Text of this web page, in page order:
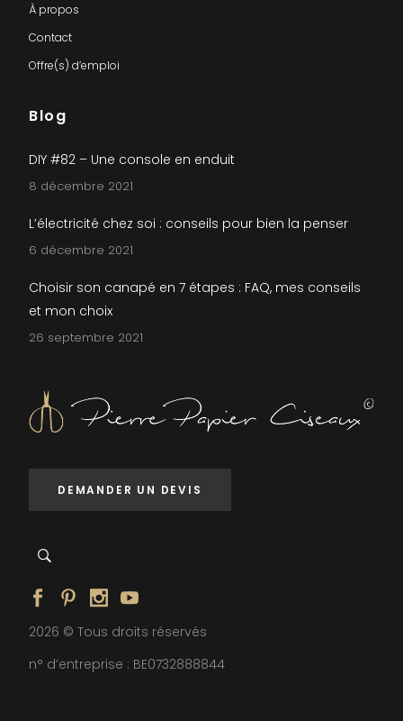
À propos
Contact
Offre(s) d’emploi
Blog
DIY #82 – Une console en enduit
8 décembre 2021
L’électricité chez soi : conseils pour bien la penser
6 décembre 2021
Choisir son canapé en 7 étapes : FAQ, mes conseils
et mon choix
26 septembre 2021
DEMANDER UN DEVIS
2026 © Tous droits réservés
n° d’entreprise : BE0732888844